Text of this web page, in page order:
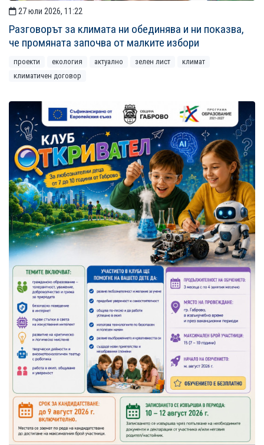
27 юли 2026, 11:22
Разговорът за климата ни обединява и ни показва,
че промяната започва от малките избори
проекти екология актуално зелен лист
климат
климатичен договор